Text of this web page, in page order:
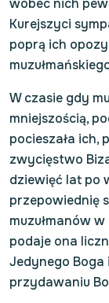
wobec nich
Kurejszyci
poprą ich
W czasie gdy
mniejszością,
pocieszała ich,
zwycięstwo
dziewięć lat po
przepowiednię
muzułmanów
podaje ona
Jedynego Boga
przydawaniu